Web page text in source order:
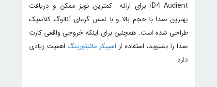
iD4 Audient برای ارائه کمترین نویز ممکن و دریافت
بهترین صدا با حجم بالا و با لمس گرمای آنالوگ کلاسیک
طراحی شده است. همچنین برای اینکه خروجی واقعی کارت
صدا را بشنوید، استفاده از اسپیکر مانیتورینگ اهمیت زیادی
دارد